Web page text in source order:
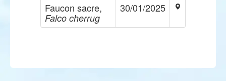
Faucon sacre,
Falco cherrug
30/01/2025